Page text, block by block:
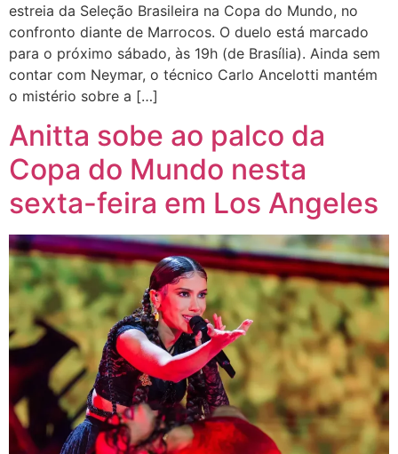
estreia da Seleção Brasileira na Copa do Mundo, no
confronto diante de Marrocos. O duelo está marcado
para o próximo sábado, às 19h (de Brasília). Ainda sem
contar com Neymar, o técnico Carlo Ancelotti mantém
o mistério sobre a […]
Anitta sobe ao palco da
Copa do Mundo nesta
sexta-feira em Los Angeles